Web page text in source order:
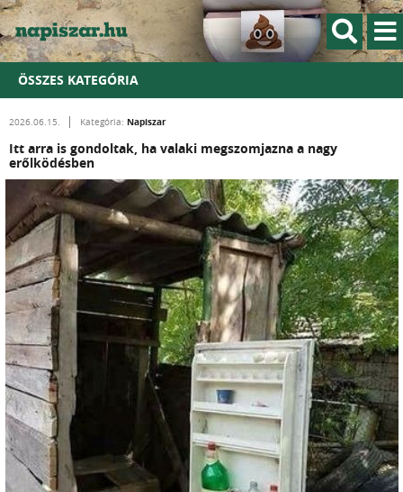
ÖSSZES KATEGÓRIA
2026.06.15. Kategória: Napiszar
Itt arra is gondoltak, ha valaki megszomjazna a nagy
erőlködésben